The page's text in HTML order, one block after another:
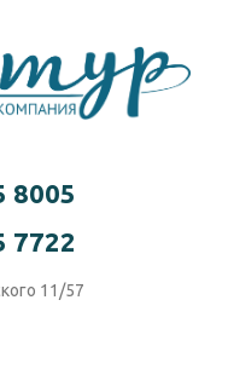
8005
7722
11/57